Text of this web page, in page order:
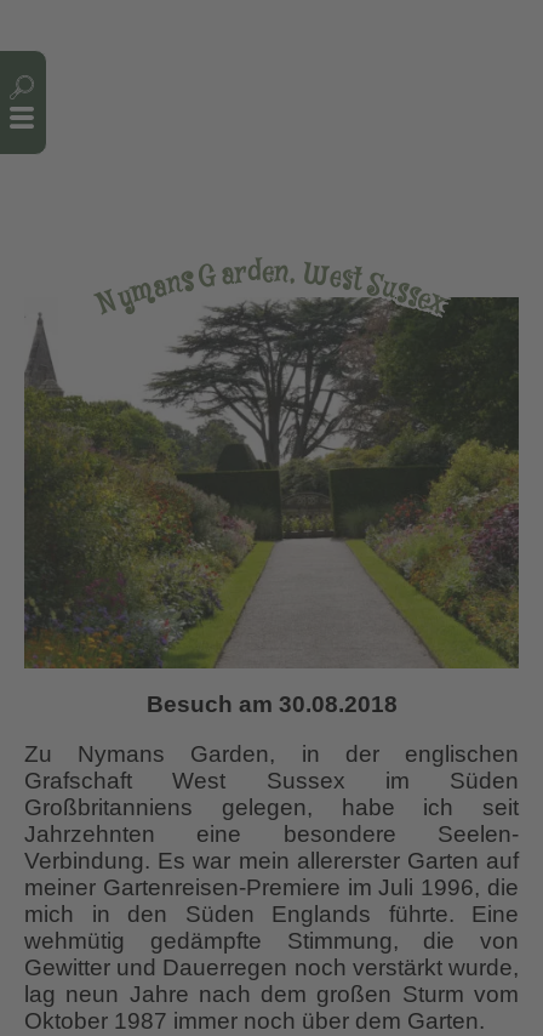
NymansGarden, WestSussex
Besuch am 30.08.2018
Zu Nymans Garden, in der englischen
Grafschaft West Sussex
im Süden
Großbritanniens gelegen, habe ich seit
Jahrzehnten eine besondere Seelen-
Verbindung. Es war mein allererster Garten auf
meiner Gartenreisen-Premiere im Juli 1996, die
mich in den Süden Englands führte. Eine
wehmütig gedämpfte Stimmung, die von
Gewitter und Dauerregen noch verstärkt wurde,
lag neun Jahre nach dem großen Sturm vom
Oktober 1987 immer noch über dem Garten.